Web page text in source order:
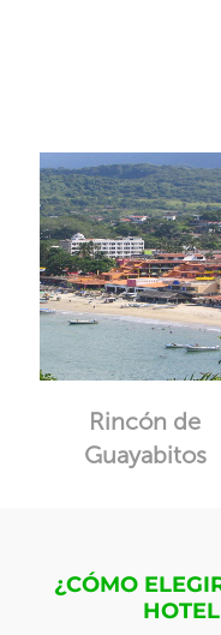
Rincón de
Guayabitos
¿CÓMO